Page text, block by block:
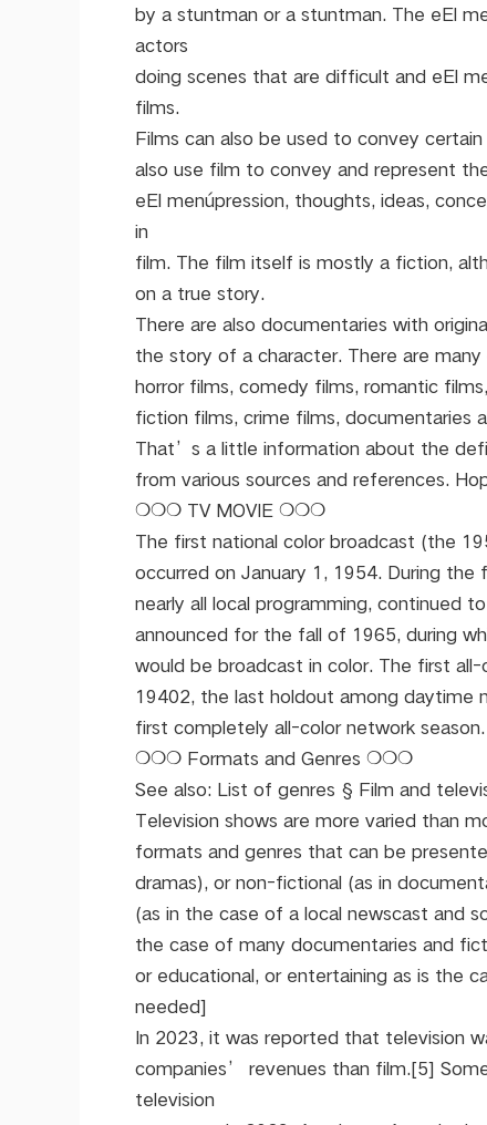
by a stuntman or a stuntman. The eEl
actors
doing scenes that are difficult and eEl
films.
Films can also be used to convey
also use film to convey and represent
eEl menúpression, thoughts, ideas,
in
film. The film itself is mostly a fiction,
on a true story.
There are also documentaries with
the story of a character. There are
horror films, comedy films, romantic
fiction films, crime films, documentaries
That’s a little information about the
from various sources and references.
❍❍❍ TV MOVIE ❍❍❍
The first national color broadcast (the
occurred on January 1, 1954. During
nearly all local programming, continued
announced for the fall of 1965, during
would be broadcast in color. The first
19402, the last holdout among daytime
first completely all-color network season.
❍❍❍ Formats and Genres ❍❍❍
See also: List of genres § Film and
Television shows are more varied than
formats and genres that can be
dramas), or non-fictional (as in
(as in the case of a local newscast and
the case of many documentaries and
or educational, or entertaining as is the
needed]
In 2023, it was reported that television
companies’ revenues than film.[5]
television